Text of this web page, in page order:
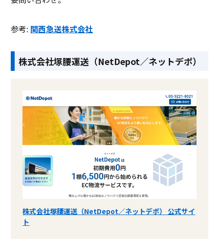
参考: 関西急送株式会社
株式会社塚腰運送（NetDepot／ネットデポ）
株式会社塚腰運送（NetDepot／ネットデポ） 公式サイ
ト